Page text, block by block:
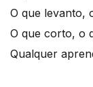
O que levanto,
O que corto, o
Qualquer